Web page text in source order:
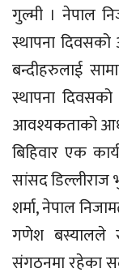
गुल्मी । नेपाल
स्थापना
बन्दीहरुलाई
स्थापना
आवश्यकताको
बिहिवार एक
सांसद डिल्लीराज
शर्मा, नेपाल
गणेश बस्यालले
संगठनमा रहेका